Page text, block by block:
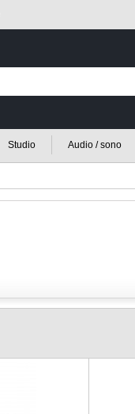
Studio Audio / sono